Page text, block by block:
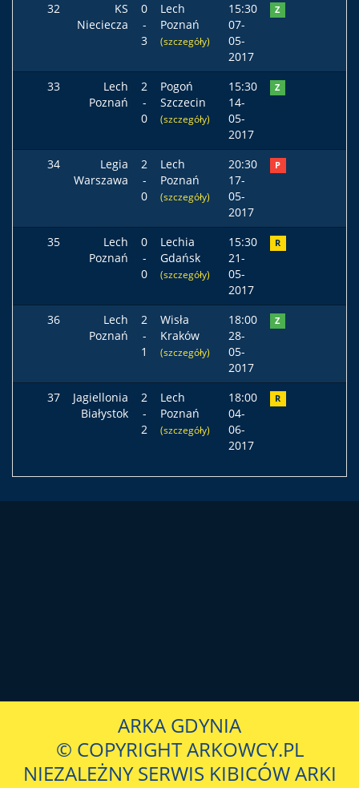
32
KS
Nieciecza
0
-
3
Lech
Poznań
(szczegóły)
15:30
07-
05-
2017
Z
33
Lech
Poznań
2
-
0
Pogoń
Szczecin
(szczegóły)
15:30
14-
05-
2017
Z
34
Legia
Warszawa
2
-
0
Lech
Poznań
(szczegóły)
20:30
17-
05-
2017
P
35
Lech
Poznań
0
-
0
Lechia
Gdańsk
(szczegóły)
15:30
21-
05-
2017
R
36
Lech
Poznań
2
-
1
Wisła
Kraków
(szczegóły)
18:00
28-
05-
2017
Z
37
Jagiellonia
Białystok
2
-
2
Lech
Poznań
(szczegóły)
18:00
04-
06-
2017
R
ARKA GDYNIA
© COPYRIGHT ARKOWCY.PL
NIEZALEŻNY SERWIS KIBICÓW ARKI